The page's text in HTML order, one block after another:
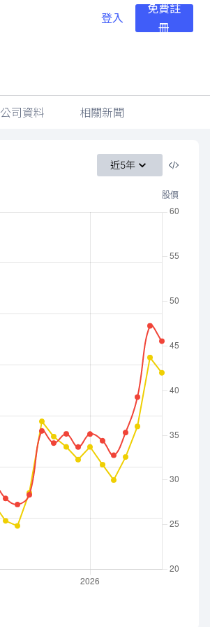
登入
免費註
冊
公司資料 相關新聞
近5年